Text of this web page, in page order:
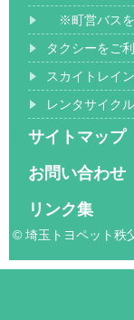
※町営バスを
タクシーをご
スカイトレイ
レンタサイク
サイトマップ
お問い合わせ
リンク集
© 埼玉トヨペット秩